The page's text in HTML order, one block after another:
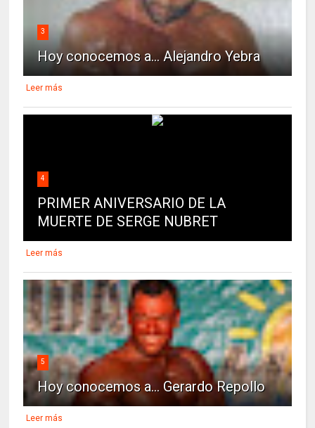
3
Hoy conocemos a... Alejandro Yebra
Leer más
4
PRIMER ANIVERSARIO DE LA
MUERTE DE SERGE NUBRET
Leer más
5
Hoy conocemos a... Gerardo Repollo
Leer más